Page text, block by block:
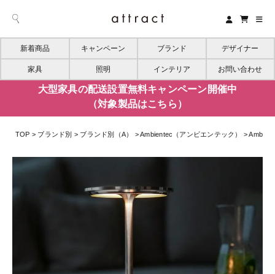
新着商品 キャンペーン ブランド デザイナー
家具 照明 インテリア お問い合わせ
大型家具の配送設置無料キャンペーン開催中
（対象製品はこちら）
TOP ブランド別 ブランド別（A） Ambientec（アンビエンテック）